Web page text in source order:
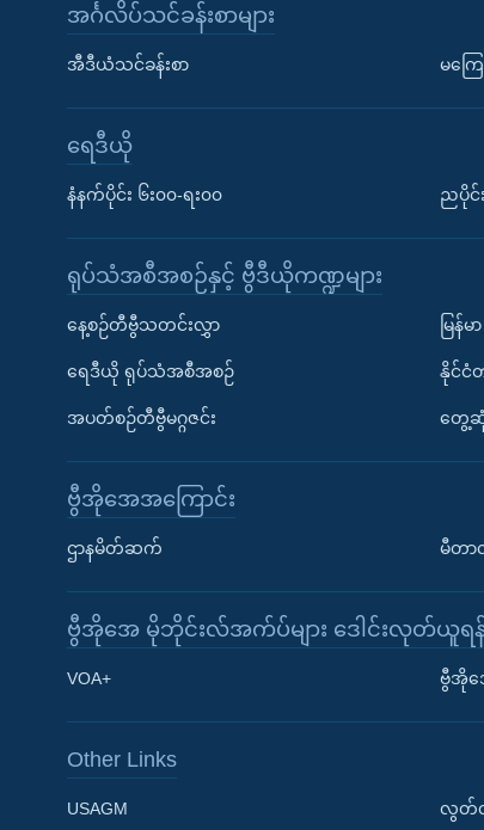
Learning English
အင်္ဂလိပ်သင်ခန်းစာများ
အီဒီယံသင်ခန်းစာ မကြ
ရေဒီယို
နံနက်ပိုင်း ၆း၀၀-ရး၀၀ ညပိုင်
ရုပ်သံအစီအစဉ်နှင့် ဗွီဒီယိုကဏ္ဍများ
နေ့စဉ်တီဗွီသတင်းလွှာ
ရေဒီယို ရုပ်သံအစီအစဉ်
အပတ်စဉ်တီဗွီမဂ္ဂဇင်း
မြန်မာ
နိုင်ငံ
တွေ့ဆုံမ
ဗွီအိုအေအကြောင်း
ဌာနမိတ်ဆက် မီတာလှို
ဗွီအိုအေ မိုဘိုင်းလ်အက်ပ်များ ဒေါင်းလုတ်ယူရ
VOA+ ဗွီအိုအ
Other Links
USAGM လွတ်